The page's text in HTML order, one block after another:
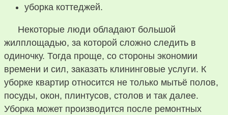
уборка коттеджей.
Некоторые люди обладают большой
жилплощадью, за которой сложно следить в
одиночку. Тогда проще, со стороны экономии
времени и сил, заказать клининговые услуги. К
уборке квартир относится не только мытьё полов,
посуды, окон, плинтусов, столов и так далее.
Уборка может производится после ремонтных